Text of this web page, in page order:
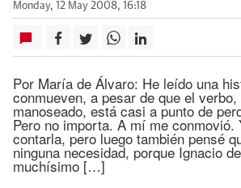
Monday, 12 May 2008, 16:18
Por María de Álvaro: He leído una
conmueven, a pesar de que el
manoseado, está casi a punto de
Pero no importa. A mí me conmovió.
contarla, pero luego también pensé
ninguna necesidad, porque Ignacio
muchísimo […]